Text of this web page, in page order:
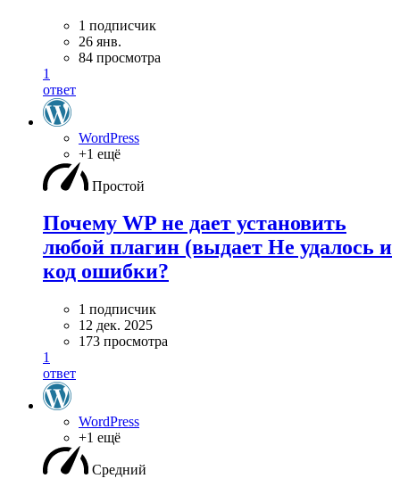
1 подписчик
26 янв.
84 просмотра
1
ответ
WordPress
+1 ещё
Простой
Почему WP не дает установить
любой плагин (выдает Не удалось и
код ошибки?
1 подписчик
12 дек. 2025
173 просмотра
1
ответ
WordPress
+1 ещё
Средний